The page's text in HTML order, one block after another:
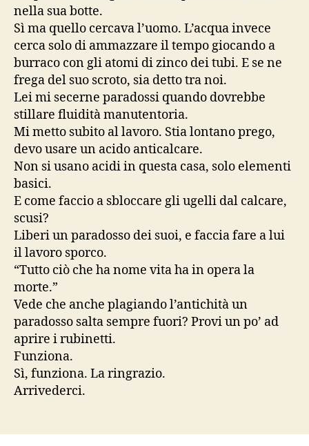
nella sua botte.
Sì ma quello cercava l’uomo. L’acqua invece
cerca solo di ammazzare il tempo giocando a
burraco con gli atomi di zinco dei tubi. E se ne
frega del suo scroto, sia detto tra noi.
Lei mi secerne paradossi quando dovrebbe
stillare fluidità manutentoria.
Mi metto subito al lavoro. Stia lontano prego,
devo usare un acido anticalcare.
Non si usano acidi in questa casa, solo elementi
basici.
E come faccio a sbloccare gli ugelli dal calcare,
scusi?
Liberi un paradosso dei suoi, e faccia fare a lui
il lavoro sporco.
“Tutto ciò che ha nome vita ha in opera la
morte.”
Vede che anche plagiando l’antichità un
paradosso salta sempre fuori? Provi un po’ ad
aprire i rubinetti.
Funziona.
Sì, funziona. La ringrazio.
Arrivederci.